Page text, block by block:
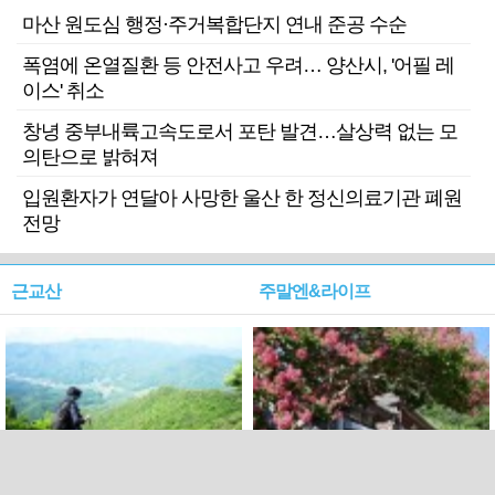
마산 원도심 행정·주거복합단지 연내 준공 수순
폭염에 온열질환 등 안전사고 우려… 양산시, '어필 레
이스' 취소
창녕 중부내륙고속도로서 포탄 발견…살상력 없는 모
의탄으로 밝혀져
입원환자가 연달아 사망한 울산 한 정신의료기관 폐원
전망
근교산 주말엔&라이프